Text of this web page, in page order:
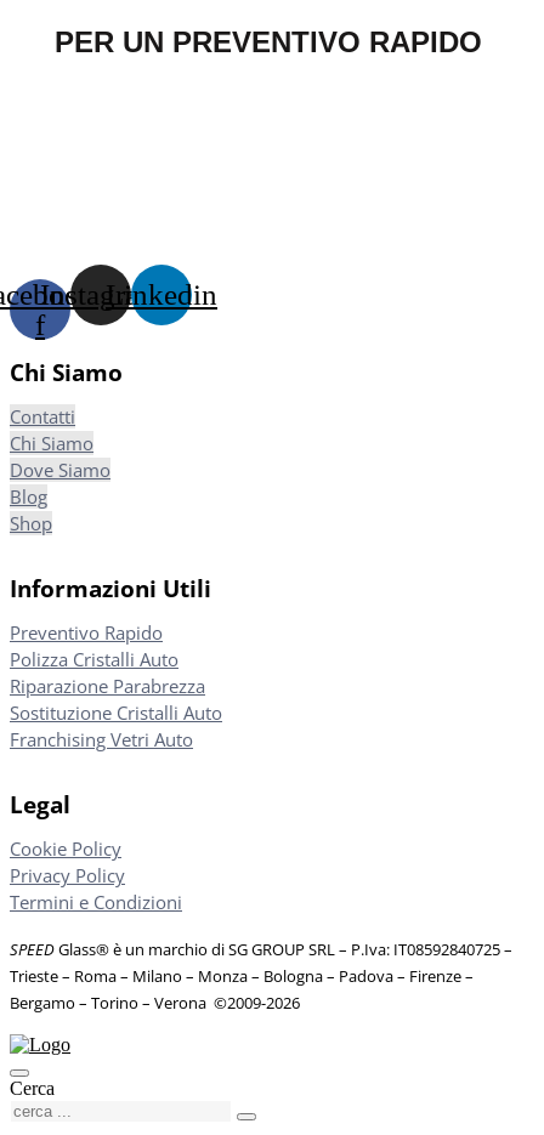
PER UN PREVENTIVO RAPIDO
f
InstagramLinkedin
Chi Siamo
Contatti
Chi Siamo
Dove Siamo
Blog
Shop
Informazioni Utili
Preventivo Rapido
Polizza Cristalli Auto
Riparazione Parabrezza
Sostituzione Cristalli Auto
Franchising Vetri Auto
Legal
Cookie Policy
Privacy Policy
Termini e Condizioni
SPEEDGlass® è un marchio di SG GROUP SRL – P.Iva: IT08592840725–
Trieste – Roma – Milano – Monza – Bologna – Padova – Firenze –
Bergamo – Torino – Verona ©2009-2026
Cerca